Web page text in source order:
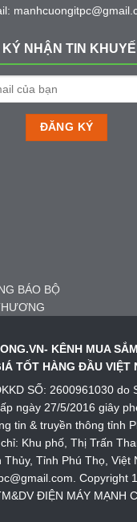
NHẬN TIN
KÊNH MUA
TỐT HÀNG ĐẦU VIỆT
SỐ: 2600961030 do
ngày 27/5/2016 giây
tin & truyền thông tỉnh
Khu phố, Thị Trấn
Thủy, Tỉnh Phú Thọ, Việt
Copyright
ĐIỆN MÁY MẠNH